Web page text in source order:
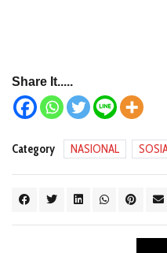
Share It.....
Category NASIONAL